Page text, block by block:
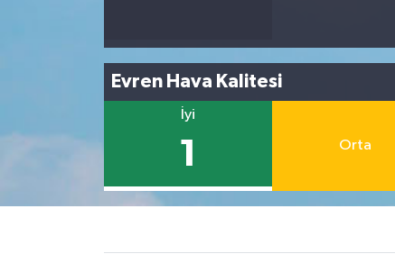
Evren Hava Kalitesi
İyi
1 Orta